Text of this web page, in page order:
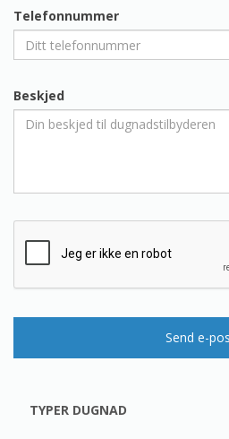
Telefonnummer
Beskjed
Send e-
TYPER DUGNAD